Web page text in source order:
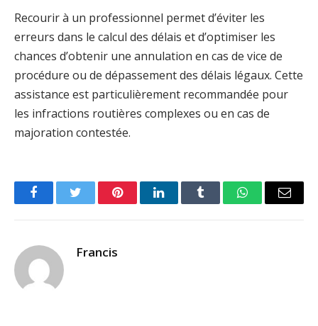
Recourir à un professionnel permet d’éviter les
erreurs dans le calcul des délais et d’optimiser les
chances d’obtenir une annulation en cas de vice de
procédure ou de dépassement des délais légaux. Cette
assistance est particulièrement recommandée pour
les infractions routières complexes ou en cas de
majoration contestée.
FacebookTwitter PinterestLinkedInTumblr WhatsAppEmail
Francis